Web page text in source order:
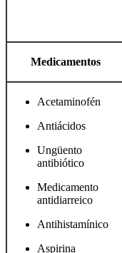
Medicamentos
Acetaminofén
Antiácidos
Ungüento
antibiótico
Medicamento
antidiarreico
Antihistamínico
Aspirina